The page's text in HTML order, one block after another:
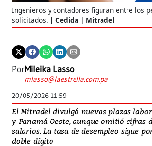
Ingenieros y contadores figuran entre los
solicitados.
Cedida | Mitradel
PorMileika Lasso
mlasso@laestrella.com.pa
20/05/2026 11:59
El Mitradel divulgó nuevas plazas
y Panamá Oeste, aunque omitió cifras
salarios. La tasa de desempleo sigue
doble dígito